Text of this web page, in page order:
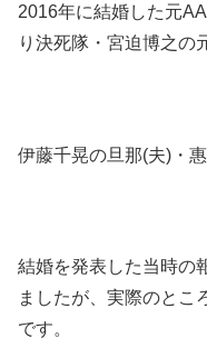
2016年に結婚した元
り決死隊・宮迫博之の
伊藤千晃の旦那(夫)・
結婚を発表した当時の
ましたが、実際のとこ
です。